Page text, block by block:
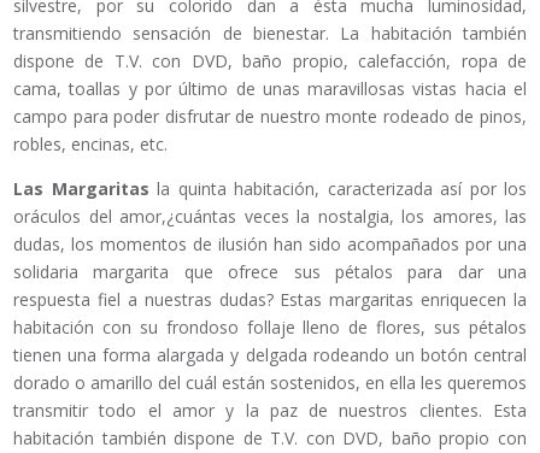
silvestre, por su colorido dan a ésta mucha luminosidad,
transmitiendo sensación de bienestar. La habitación también
dispone de T.V. con DVD, baño propio, calefacción, ropa de
cama, toallas y por último de unas maravillosas vistas hacia el
campo para poder disfrutar de nuestro monte rodeado de pinos,
robles, encinas, etc.
Las Margaritas la quinta habitación, caracterizada así por los
oráculos del amor,¿cuántas veces la nostalgia, los amores, las
dudas, los momentos de ilusión han sido acompañados por una
solidaria margarita que ofrece sus pétalos para dar una
respuesta fiel a nuestras dudas? Estas margaritas enriquecen la
habitación con su frondoso follaje lleno de flores, sus pétalos
tienen una forma alargada y delgada rodeando un botón central
dorado o amarillo del cuál están sostenidos, en ella les queremos
transmitir todo el amor y la paz de nuestros clientes. Esta
habitación también dispone de T.V. con DVD, baño propio con